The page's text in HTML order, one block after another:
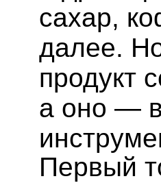
сахар,
далее.
продукт
а оно —
Первый